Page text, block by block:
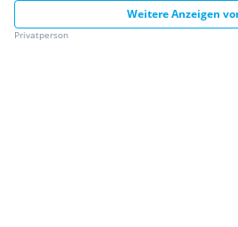
Weitere Anzeigen
Privatperson